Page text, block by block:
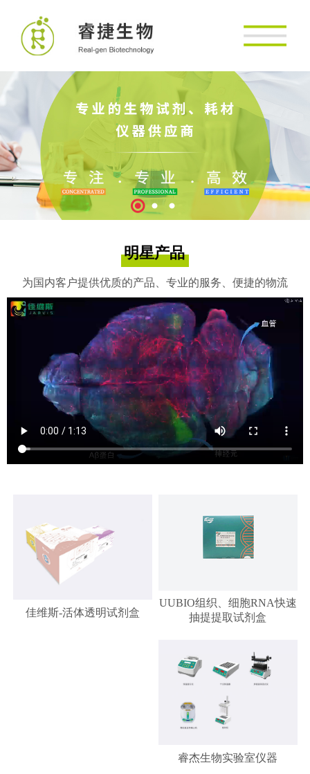
明星产品
为国内客户提供优质的产品、专业的服务、便捷的物流
佳维斯-活体透明试剂盒
UUBIO组织、细胞RNA快速
抽提提取试剂盒
睿杰生物实验室仪器